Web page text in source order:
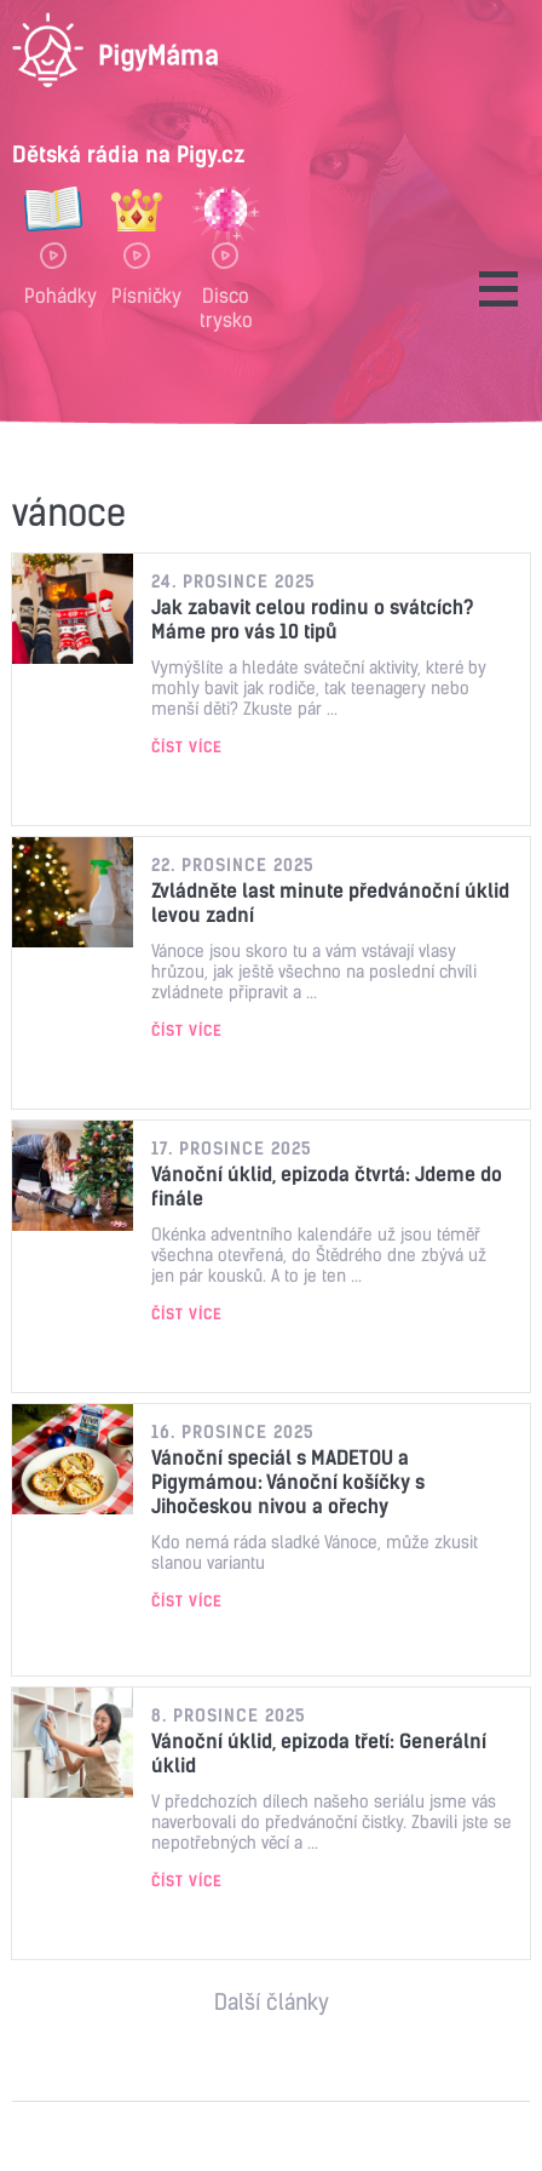
Dětská rádia na Pigy.cz
Pohádky Písničky
Disco
trysko
vánoce
24. PROSINCE 2025
Jak zabavit celou rodinu o svátcích?
Máme pro vás 10 tipů
Vymýšlíte a hledáte sváteční aktivity, které by
mohly bavit jak rodiče, tak teenagery nebo
menší děti? Zkuste pár ...
ČÍST VÍCE
22. PROSINCE 2025
Zvládněte last minute předvánoční úklid
levou zadní
Vánoce jsou skoro tu a vám vstávají vlasy
hrůzou, jak ještě všechno na poslední chvíli
zvládnete připravit a ...
ČÍST VÍCE
17. PROSINCE 2025
Vánoční úklid, epizoda čtvrtá: Jdeme do
finále
Okénka adventního kalendáře už jsou téměř
všechna otevřená, do Štědrého dne zbývá už
jen pár kousků. A to je ten ...
ČÍST VÍCE
16. PROSINCE 2025
Vánoční speciál s MADETOU a
Pigymámou: Vánoční košíčky s
Jihočeskou nivou a ořechy
Kdo nemá ráda sladké Vánoce, může zkusit
slanou variantu
ČÍST VÍCE
8. PROSINCE 2025
Vánoční úklid, epizoda třetí: Generální
úklid
V předchozích dílech našeho seriálu jsme vás
naverbovali do předvánoční čistky. Zbavili jste se
nepotřebných věcí a ...
ČÍST VÍCE
Další články